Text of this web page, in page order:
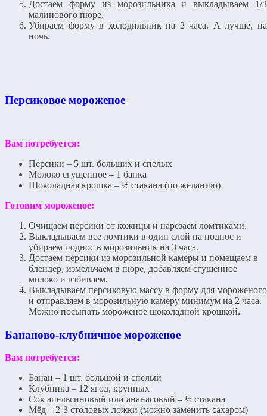
Достаем форму из морозильника и выкладываем 1/3
малинового пюре.
Убираем форму в холодильник на 2 часа. А лучше, на
ночь.
Персиковое мороженое
Вам потребуется:
Персики – 5 шт. больших и спелых
Молоко сгущенное – 1 банка
Шоколадная крошка – ½ стакана (по желанию)
Готовим мороженое:
Очищаем персики от кожицы и нарезаем ломтиками.
Выкладываем все ломтики в один слой на поднос и
убираем поднос в морозильник на 3 часа.
Достаем персики из морозильной камеры и помещаем в
блендер, измельчаем в пюре, добавляем сгущенное
молоко и взбиваем.
Выкладываем персиковую массу в форму для мороженого
и отправляем в морозильную камеру минимум на 2 часа.
Можно посыпать мороженое шоколадной крошкой.
Бананово-клубничное мороженое
Вам потребуется:
Банан – 1 шт. большой и спелый
Клубника – 12 ягод, крупных
Сок апельсиновый или ананасовый – ½ стакана
Мёд – 2-3 столовых ложки (можно заменить сахаром)